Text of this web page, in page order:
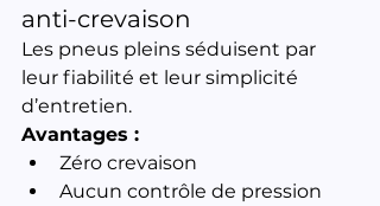
anti-crevaison
Les pneus pleins séduisent par
leur fiabilité et leur simplicité
d’entretien.
Avantages :
Zéro crevaison
Aucun contrôle de pression